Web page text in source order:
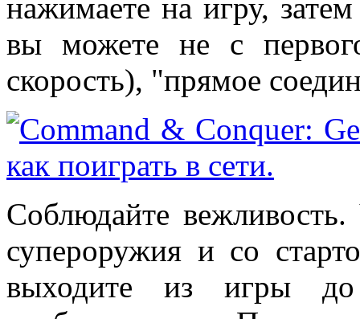
нажимаете на игру,
вы можете не с
скорость), "прямое
Соблюдайте
супероружия и со
выходите из игры